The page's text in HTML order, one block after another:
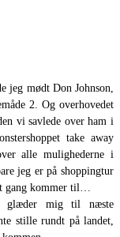
jeg mødt Don Johnson,
2. Og overhovedet
vi savlede over ham i
take away
alle mulighederne i
jeg er på shoppingtur
gang kommer til…
glæder mig til næste
stille rundt på landet,